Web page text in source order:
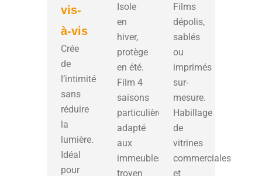
vis-
à-vis
Crée
de
l’intimité
sans
réduire
la
lumière.
Idéal
pour
Isole
en
hiver,
protège
en été.
Film 4
saisons
particulièrement
adapté
aux
immeubles
troyen
Films
dépolis,
sablés
ou
imprimés
sur-
mesure.
Habillage
de
vitrines
commerciales
et